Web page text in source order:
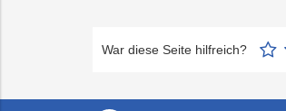
War diese Seite hilfreich?